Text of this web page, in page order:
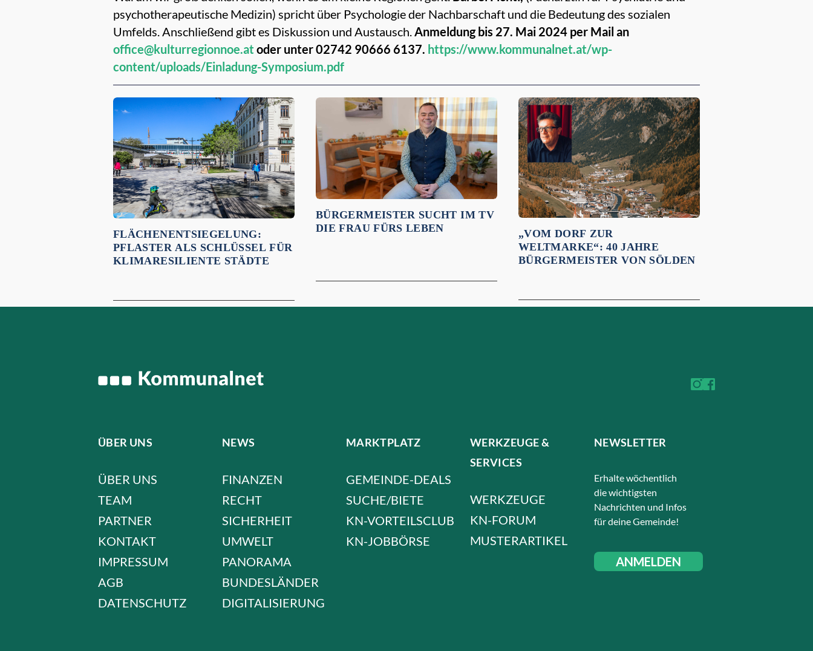
psychotherapeutische Medizin) spricht über Psychologie der Nachbarschaft und die Bedeutung des sozialen
Umfelds. Anschließend gibt es Diskussion und Austausch. Anmeldung bis 27. Mai 2024 per Mail an
office@kulturregionnoe.at oder unter 02742 90666 6137. https://www.kommunalnet.at/wp-
content/uploads/Einladung-Symposium.pdf
Empfehlungen für dich:
FLÄCHENENTSIEGELUNG:
PFLASTER ALS SCHLÜSSEL FÜR
KLIMARESILIENTE STÄDTE
BÜRGERMEISTER SUCHT IM TV
DIE FRAU FÜRS LEBEN
„VOM DORF ZUR
WELTMARKE“: 40 JAHRE
BÜRGERMEISTER VON SÖLDEN
ÜBER UNS
ÜBER UNS
TEAM
PARTNER
KONTAKT
IMPRESSUM
AGB
DATENSCHUTZ
NEWS
FINANZEN
RECHT
SICHERHEIT
UMWELT
PANORAMA
BUNDESLÄNDER
DIGITALISIERUNG
MARKTPLATZ
GEMEINDE-DEALS
SUCHE/BIETE
KN-VORTEILSCLUB
KN-JOBBÖRSE
WERKZEUGE &
SERVICES
WERKZEUGE
KN-FORUM
MUSTERARTIKEL
NEWSLETTER
Erhalte wöchentlich
die wichtigsten
Nachrichten und Infos
für deine Gemeinde!
ANMELDEN